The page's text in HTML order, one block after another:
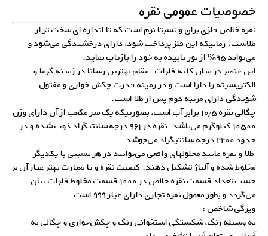
خصوصیات عمومی نقره
نقره خالص فلزی براق و نسبتا نرم است که تا اندازه ای سخت تر از
طلاست. زمانیکه این فلز پرداخت شود، دارای درخشندگی می‌شود و
می‌تواند ۹۵% از نور تابیده به خود را بازتاب نماید.
این عنصر در میان کلیه فلزات ، مقام بهترین رسانا در زمینه گرما و
الکتریسیته را دارا است و در زمینه قدرت چکش خواری و مفتول
شوندگی دارای مرتبه دوم پس از طلا است.
چگالی نقره ۱۰٫۵ برابر آب است، بصورتیکه یک متر مکعب از آن دارای وزن
۱۰۵۰۰ کیلوگرم می‌باشد. نقره در ۹۶۱ درجه سانتیگراد ذوب شده و در
حدود ۲۲۰۰ درجه سانتیگراد می‌جوشد.
طلا و نقره مانند محلولهای واقعی می‌توانند در هر نسبتی با یکدیگر
مخلوط شده و آلیاژ تشکیل دهند. کیفیت نقره و یا بعبارت بهتر عیار آن بر
حسب تعداد قسمت نقره خالص در ۱۰۰۰ قسمت مخلوط فلزات بیان
می‌گردد و بطور معمول نقره تجاری دارای عیار ۹۹۹ است.
ویژگی شاخص :
به وسیله رنگ، شکستگی استخوانی رنگ و چکش‌خواری و چگالی به